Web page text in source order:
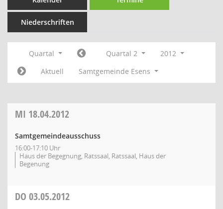
Niederschriften
Quartal Quartal 2
2012
Aktuell
Samtgemeinde Esens
MI 18.04.2012
Samtgemeindeausschuss
16:00-17:10 Uhr
Haus der Begegnung, Ratssaal, Ratssaal, Haus der
Begenung
DO 03.05.2012